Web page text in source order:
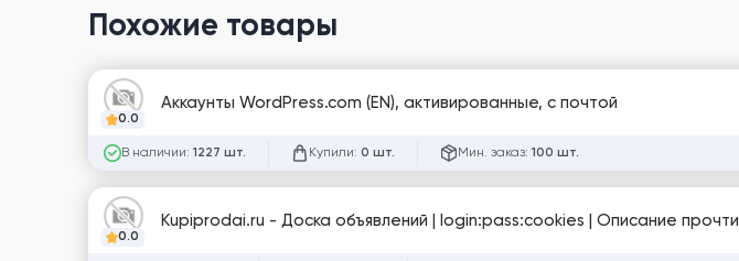
Похожие товары
0.0
Аккаунты WordPress.com (EN), активированные, с почтой
В наличии: 1227 шт. Купили: 0 шт. Мин. заказ: 100 шт.
0.0
Kupiprodai.ru - Доска объявлений | login:pass:cookies | Описание прочти